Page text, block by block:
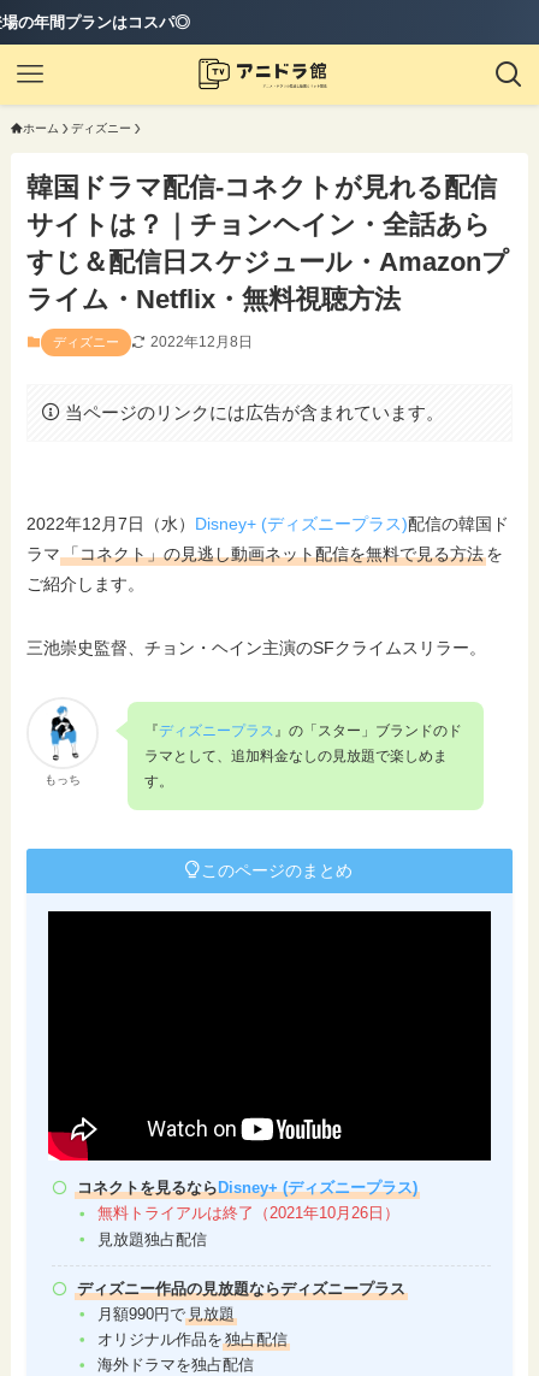
パ◎
ホーム ディズニー
韓国ドラマ配信-コネクトが見れる配信
サイトは？｜チョンヘイン・全話あら
すじ＆配信日スケジュール・Amazonプ
ライム・Netflix・無料視聴方法
ディズニー 2022年12月8日
当ページのリンクには広告が含まれています。
2022年12月7日（水） Disney+ (ディズニープラス)配信の韓国ド
ラマ「コネクト」の見逃し動画ネット配信を無料で見る方法を
ご紹介します。
三池崇史監督、チョン・ヘイン主演のSFクライムスリラー。
もっち
『ディズニープラス』の「スター」ブランドのド
ラマとして、追加料金なしの見放題で楽しめま
す。
このページのまとめ
コネクトを見るならDisney+ (ディズニープラス)
無料トライアルは終了（2021年10月26日）
見放題独占配信
ディズニー作品の見放題ならディズニープラス
月額990円で 見放題
オリジナル作品を 独占配信
海外ドラマを独占配信